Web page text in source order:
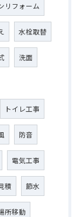
リフォーム
水栓取替
洗面
トイレ工事
防音
電気工事
積 節水
所移動